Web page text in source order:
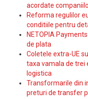
acordate
Reforma regulilor
conditiile pentru
NETOPIA
de plata
Coletele extra-UE
taxa vamala de trei
logistica
Transformarile din
preturi de transfer